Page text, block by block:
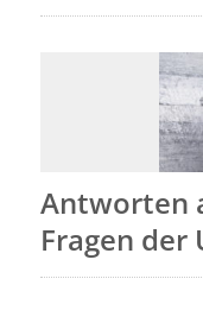
Antworten
Fragen